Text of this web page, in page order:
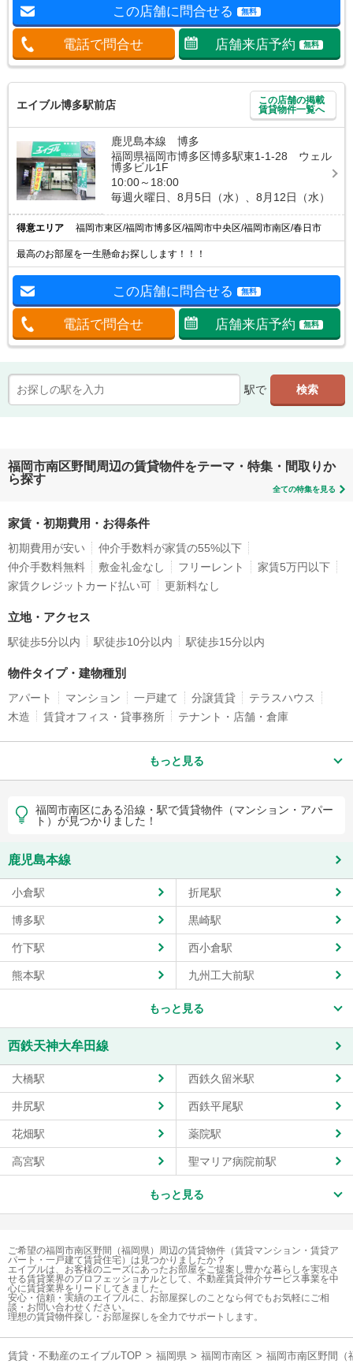
この店舗に問合せる 無料
電話で問合せ 店舗来店予約 無料
エイブル博多駅前店
この店舗の掲載
賃貸物件一覧へ
鹿児島本線 博多
福岡県福岡市博多区博多駅東1-1-28 ウェル
博多ビル1F
10:00～18:00
毎週火曜日、8月5日（水）、8月12日（水）
得意エリア 福岡市東区/福岡市博多区/福岡市中央区/福岡市南区/春日市
最高のお部屋を一生懸命お探しします！！！
この店舗に問合せる 無料
電話で問合せ 店舗来店予約 無料
駅で
福岡市南区野間周辺の賃貸物件をテーマ・特集・間取りか
ら探す
全ての特集を見る
家賃・初期費用・お得条件
初期費用が安い
仲介手数料が家賃の55%以下
仲介手数料無料
敷金礼金なし フリーレント
家賃5万円以下
家賃クレジットカード払い可
更新料なし
立地・アクセス
駅徒歩5分以内 駅徒歩10分以内 駅徒歩15分以内
物件タイプ・建物種別
アパート マンション 一戸建て 分譲賃貸
テラスハウス
木造
賃貸オフィス・貸事務所 テナント・店舗・倉庫
もっと見る
福岡市南区にある沿線・駅で賃貸物件（マンション・アパー
ト）が見つかりました！
鹿児島本線
小倉駅 折尾駅
博多駅 黒崎駅
竹下駅 西小倉駅
熊本駅 九州工大前駅
もっと見る
西鉄天神大牟田線
大橋駅 西鉄久留米駅
井尻駅 西鉄平尾駅
花畑駅 薬院駅
高宮駅 聖マリア病院前駅
もっと見る
ご希望の福岡市南区野間（福岡県）周辺の賃貸物件（賃貸マンション・賃貸ア
パート・一戸建て賃貸住宅）は見つかりましたか？
エイブルは、お客様のニーズにあったお部屋をご提案し豊かな暮らしを実現さ
せる賃貸業界のプロフェッショナルとして、不動産賃貸仲介サービス事業を中
心に賃貸業界をリードしてきました。
安心・信頼・実績のエイブルに、お部屋探しのことなら何でもお気軽にご相
談・お問い合わせください。
理想の賃貸物件探し・お部屋探しを全力でサポートします。
賃貸・不動産のエイブルTOP > 福岡県 > 福岡市南区 > 福岡市南区野間（